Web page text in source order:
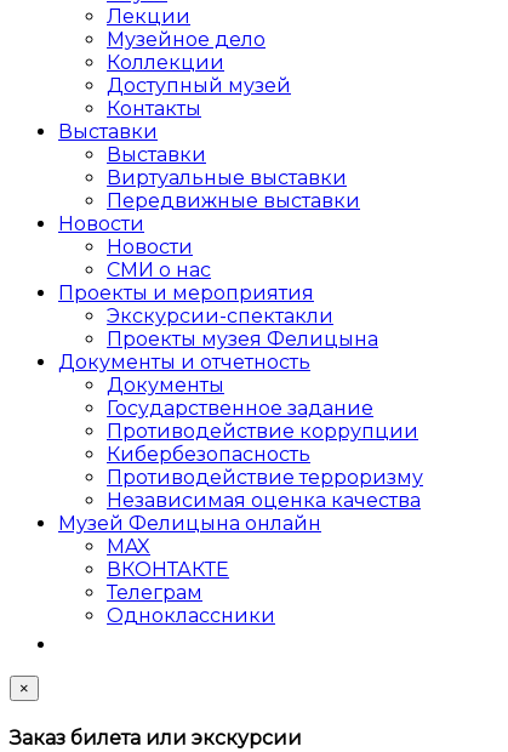
Лекции
Музейное дело
Коллекции
Доступный музей
Контакты
Выставки
Выставки
Виртуальные выставки
Передвижные выставки
Новости
Новости
СМИ о нас
Проекты и мероприятия
Экскурсии-спектакли
Проекты музея Фелицына
Документы и отчетность
Документы
Государственное задание
Противодействие коррупции
Кибер­безопасность
Противодействие терроризму
Независимая оценка качества
Музей Фелицына онлайн
MAX
ВКОНТАКТЕ
Телеграм
Одноклассники
×
Заказ билета или экскурсии